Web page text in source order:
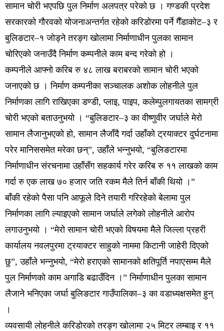
सामान चोरी भएपछि पुल निर्माण अलपत्र परेको छ । गण्डकी प्रदेश
सरकारको गौरवको योजनाअन्तर्गत रहेको करिडोरमा पर्ने गैँडाकोट–३ र
बुलिङटार–१ जोड्ने तरङ्ग खोलामा निर्माणाधीन पुलका सामान
चोरिएको जनाउँदै निर्माण कम्पनीले काम बन्द गरेको हो ।
कम्पनीले आफ्नो करिब रु ४८ लाख बराबरको सामान चोरी भएको
जनाएको छ । निर्माण कम्पनीका सञ्चालक अशोक लोहनीले पुल
निर्माणका लागि राखिएका डण्डी, प्लाइ, पाइप, कलेम्पुलगायतका सामग्री
चोरी भएको बताउनुभयो । “बुलिङटार–३ का वीष्णुवीर जर्घाले मेरो
सामान लैजानुभएको हो, सामान लैजाँदै गर्दा उहाँको ट्रयाक्टर दुर्घटनामा
परेर मानिससमेत मरेका छन्”, उहाँले भन्नुभयो, “बुलिङटारमा
निर्माणाधीन संरचनामा उहाँसँग सहकार्य गरेर करिब रु ११ लाखको काम
गर्दा रु एक लाख ७० हजार जति रकम मैले तिर्न बाँकी थियो ।”
बाँकी रहेको पैसा पनि आफूले दिने तयारी गरिरहेको बेलामा पुल
निर्माणका लागि ल्याइएको सामान जर्घाले लगेको लोहनीले आरोप
लगाउनुभयो । “मेरो सामान चोरी भएको विषयमा मैले जिल्ला प्रहरी
कार्यालय नवलपुरमा ट्रयाक्टर साहुको नाममा किटानी जाहेरी दिएको
छु”, उहाँले भन्नुभयो, “मेरो हराएको सामानको क्षतिपूर्ति नपाएसम्म मैले
पुल निर्माणको काम अगाडि बढाउँदिन ।” निर्माणाधीन पुलका सामान
लैजाने भनिएका जर्घा बुलिङटार गाउँपालिका–३ का वडाध्यक्षसमेत हुन्
।
व्यवसायी लोहनीले करिडोरको तरङ्ग खोलामा २५ मिटर लम्बाइ र ११